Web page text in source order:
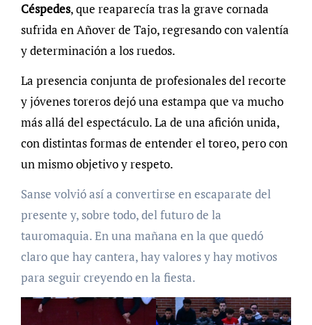
Céspedes, que reaparecía tras la grave cornada
sufrida en Añover de Tajo, regresando con valentía
y determinación a los ruedos.
La presencia conjunta de profesionales del recorte
y jóvenes toreros dejó una estampa que va mucho
más allá del espectáculo. La de una afición unida,
con distintas formas de entender el toreo, pero con
un mismo objetivo y respeto.
Sanse volvió así a convertirse en escaparate del
presente y, sobre todo, del futuro de la
tauromaquia. En una mañana en la que quedó
claro que hay cantera, hay valores y hay motivos
para seguir creyendo en la fiesta.